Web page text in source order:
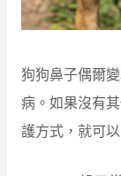
狗狗鼻子偶爾
病。如果沒有
護方式，就可